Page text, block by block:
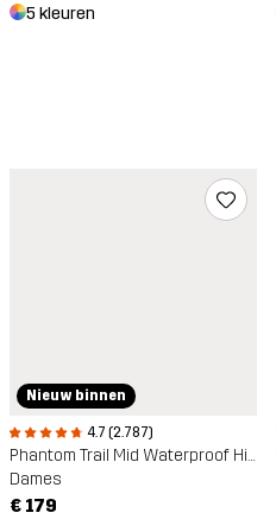
5 kleuren
Nieuw binnen
4.7 (2.787)
Phantom Trail Mid Waterproof Hiking Boots
Dames
€ 179